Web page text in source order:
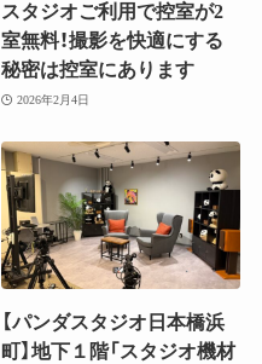
スタジオご利用で控室が2
室無料！撮影を快適にする
秘密は控室にあります
2026年2月4日
【パンダスタジオ日本橋浜
町】地下１階「スタジオ機材